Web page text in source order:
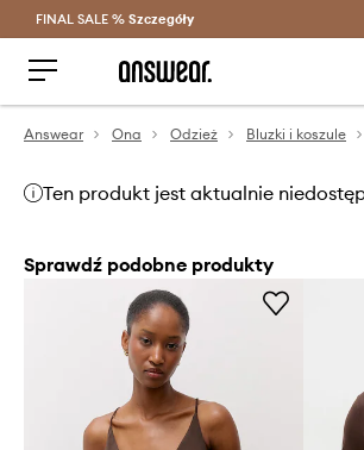
Oszczędzaj z Answear Club >
FINAL SALE % Szczegóły
Answear Ona Odzież Bluzki i koszule
Ten produkt jest aktualnie
Sprawdź podobne produkty